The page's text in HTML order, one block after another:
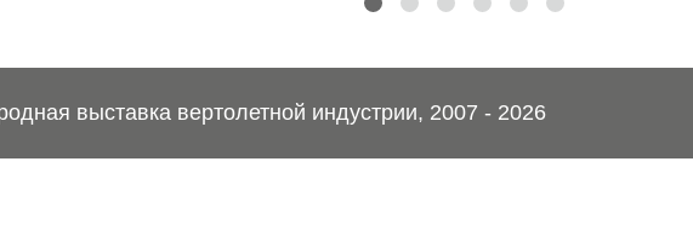
выставка вертолетной индустрии, 2007 - 2026